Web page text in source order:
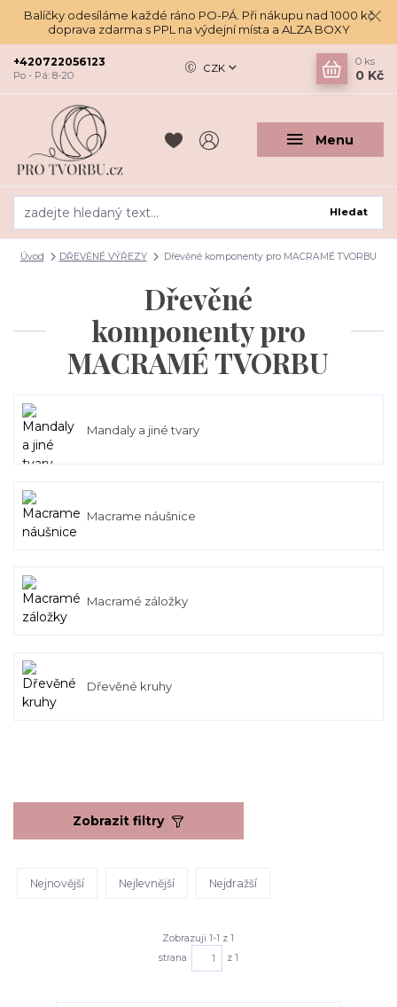
Balíčky odesíláme každé ráno PO-PÁ. Při nákupu nad 1000 kč
doprava zdarma s PPL na výdejní místa a ALZA BOXY
Menu
CZK
Hledat
+420722056123
Po - Pá: 8-20
0 ks
0 Kč
Úvod DŘEVĚNÉ VÝŘEZY Dřevěné komponenty pro MACRAMÉ TVORBU
Dřevěné
komponenty pro
MACRAMÉ TVORBU
Mandaly a jiné tvary
Macrame náušnice
Macramé záložky
Dřevěné kruhy
Zobrazit filtry
Nejnovější Nejlevnější Nejdražší
Zobrazuji 1-1 z 1
strana
z 1